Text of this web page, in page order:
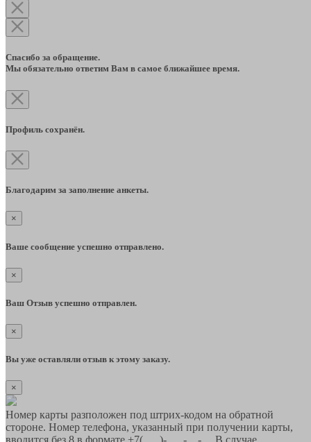
Спасибо за обращение.
Мы обязательно ответим Вам в самое ближайшее время.
Профиль сохранён.
Благодарим за заполнение анкеты.
×
Ваше сообщение успешно отправлено.
×
Ваш Отзыв успешно отправлен.
×
Вы уже оставляли отзыв к этому заказу.
×
Номер карты разположен под штрих-кодом на обратной
стороне. Номер телефона, указанный при получении карты,